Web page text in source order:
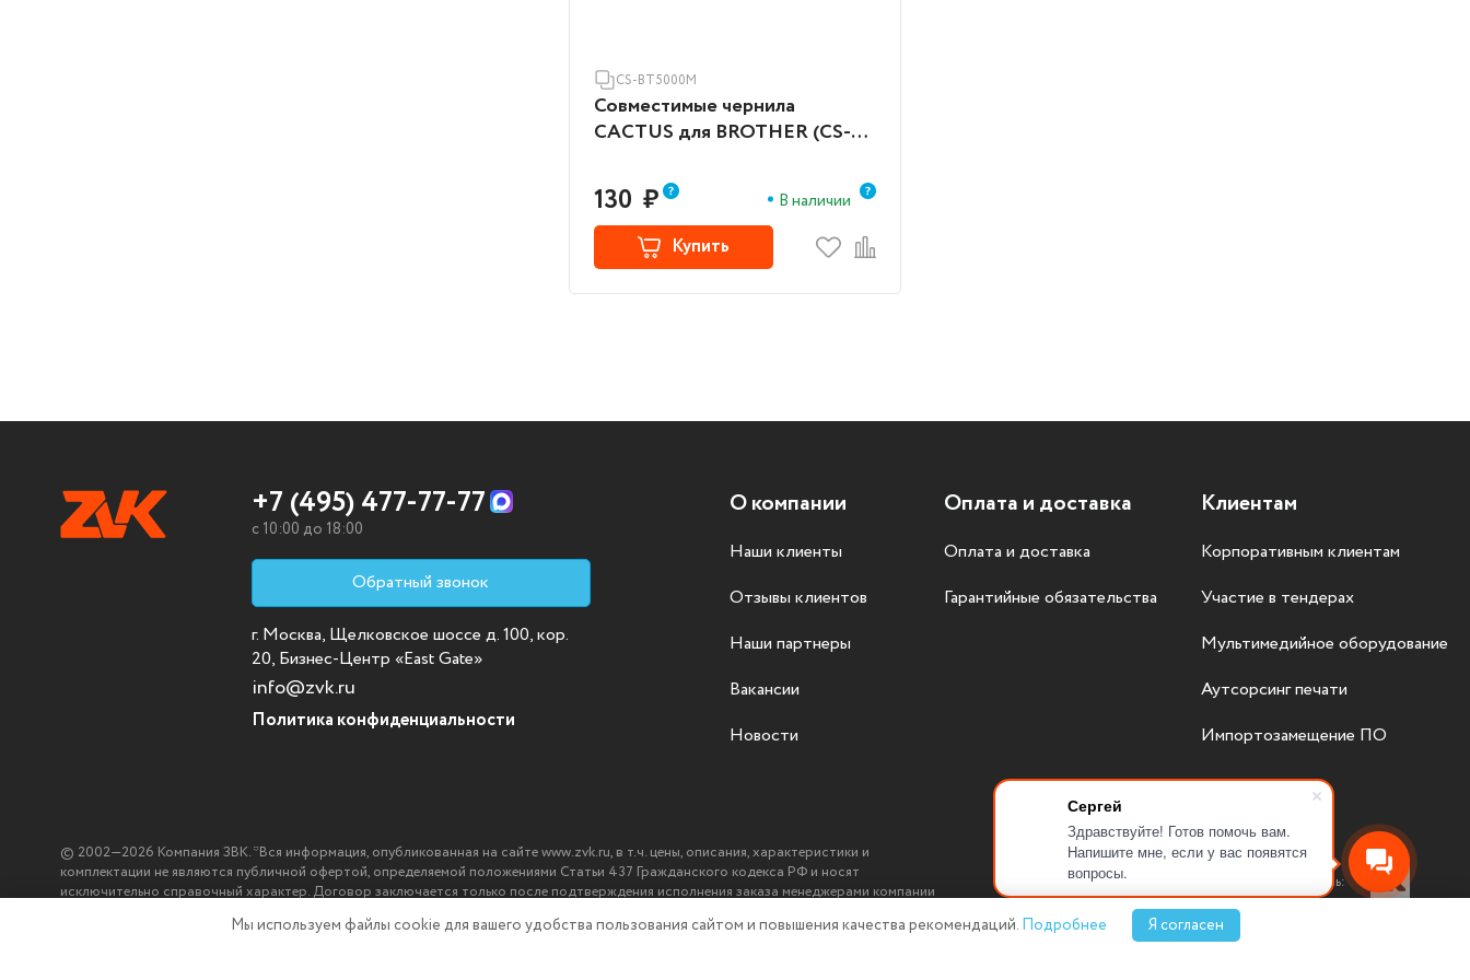
Сергей
Здравствуйте! Готов помочь вам.
Напишите мне, если у вас появятся
вопросы.
CS-BT5000M
Совместимые чернила
CACTUS для BROTHER (CS-
130 ₽ В наличии
Купить
+7 (495) 477-77-77
c 10:00 до 18:00
Обратный звонок
г. Москва, Щелковское шоссе д. 100, кор.
20, Бизнес-Центр «East Gate»
info@zvk.ru
Политика конфиденциальности
О компании
Наши клиенты
Отзывы клиентов
Наши партнеры
Вакансии
Новости
Оплата и доставка
Оплата и доставка
Гарантийные обязательства
Клиентам
Корпоративным клиентам
Участие в тендерах
Мультимедийное оборудование
Аутсорсинг печати
Импортозамещение ПО
© 2002—2026 Компания ЗВК. *Вся информация, опубликованная на сайте www.zvk.ru, в т.ч. цены, описания, характеристики и
комплектации не являются публичной офертой, определяемой положениями Статьи 437 Гражданского кодекса РФ и носят
исключительно справочный характер. Договор заключается только после подтверждения исполнения заказа менеджерами компании
Присоединяйтесь:
Мы используем файлы cookie для вашего удобства пользования сайтом и повышения качества рекомендаций. Подробнее Я согласен